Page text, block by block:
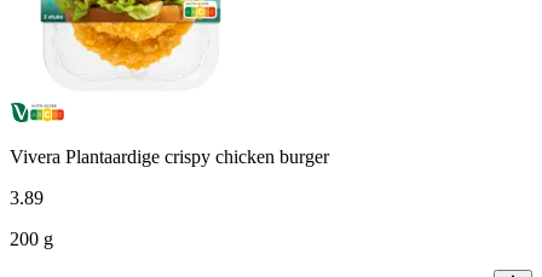
Vivera Plantaardige crispy chicken burger
3.89
200 g